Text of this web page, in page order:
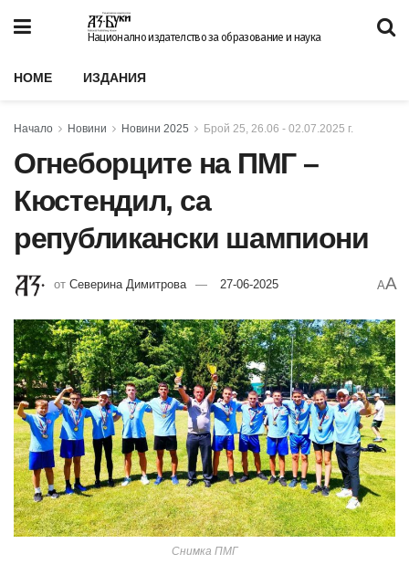
Национално издателство за образование и наука
HOME ИЗДАНИЯ
Начало Новини Новини 2025 Брой 25, 26.06 - 02.07.2025 г.
Огнеборците на ПМГ –
Кюстендил, са
републикански шампиони
от Северина Димитрова 27-06-2025 AA
Снимка ПМГ